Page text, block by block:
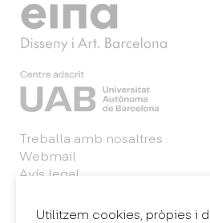
Utilitzem cookies, pròpies i
Treballa amb nosaltres
Webmail
Avís legal
Sintema intern d'informació